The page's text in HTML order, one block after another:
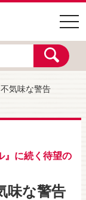
気味な警告
』に続く待望の
味な警告